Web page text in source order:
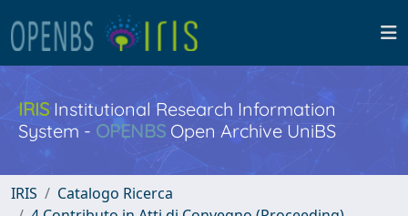
IRISInstitutional Research Information
System - OPENBS Open Archive UniBS
IRIS
Catalogo Ricerca